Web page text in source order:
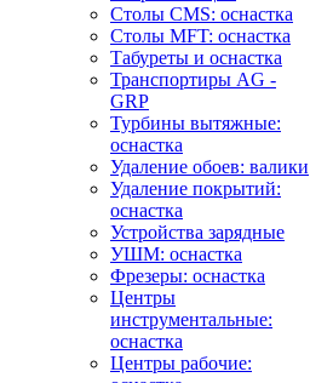
Столы CMS: оснастка
Столы MFT: оснастка
Табуреты и оснастка
Транспортиры AG -
GRP
Турбины вытяжные:
оснастка
Удаление обоев: валики
Удаление покрытий:
оснастка
Устройства зарядные
УШМ: оснастка
Фрезеры: оснастка
Центры
инструментальные:
оснастка
Центры рабочие: